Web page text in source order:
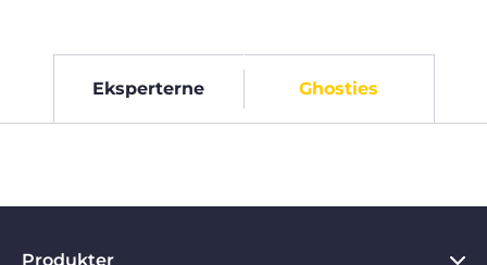
Eksperterne Ghosties
Produkter